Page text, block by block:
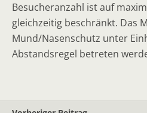
Besucheranzahl ist auf
gleichzeitig beschränkt. Das
Mund/Nasenschutz unter
Abstandsregel betreten